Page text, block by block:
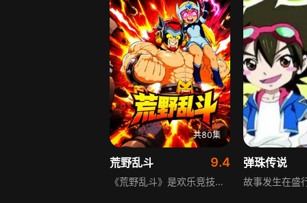
共80集
荒野乱斗 9.4
《荒野乱斗》是欢乐竞技向少儿单元动画，依托奇幻乐园世界观打造轻松短篇故事。画面色彩明快，角色形象鲜活可爱，规避暴力打斗内容，以趣味竞赛为核心情节。剧集用轻松搞笑的互动桥段，传递团结协作、良性竞争的正向理念，兼具娱乐性与社交品格启蒙，适配儿童观看。
弹珠传说